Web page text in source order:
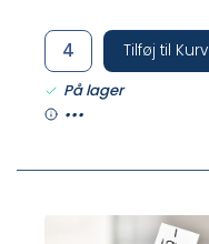
Tilføj til Kurv
På lager
•••